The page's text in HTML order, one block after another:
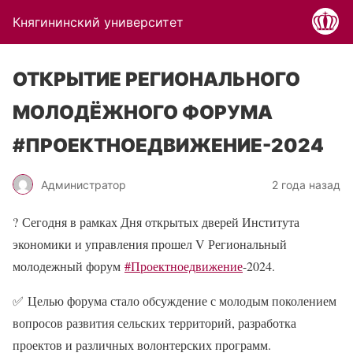
Княгининский университет
ОТКРЫТИЕ РЕГИОНАЛЬНОГО
МОЛОДЁЖНОГО ФОРУМА
#ПРОЕКТНОЕДВИЖЕНИЕ-2024
Администратор 2 года назад
? Сегодня в рамках Дня открытых дверей Института
экономики и управления прошел V Региональный
молодежный форум #Проектноедвижение-2024.
✅ Целью форума стало обсуждение с молодым поколением
вопросов развития сельских территорий, разработка
проектов и различных волонтерских программ.